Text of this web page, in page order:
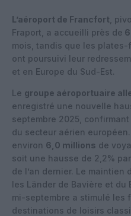
L’aéroport de Francfort ,
Fraport, a accueilli près de
mois, tandis que les
ont poursuivi leur
et en Europe du Sud-Est.
Le groupe aéroportuaire
enregistré une nouvelle
septembre 2025,
du secteur aérien
environ 6,0 millions de
soit une hausse de 2,2%
de l’an dernier. Le
les Länder de Bavière et du
mi-septembre a stimulé les
destinations de loisirs